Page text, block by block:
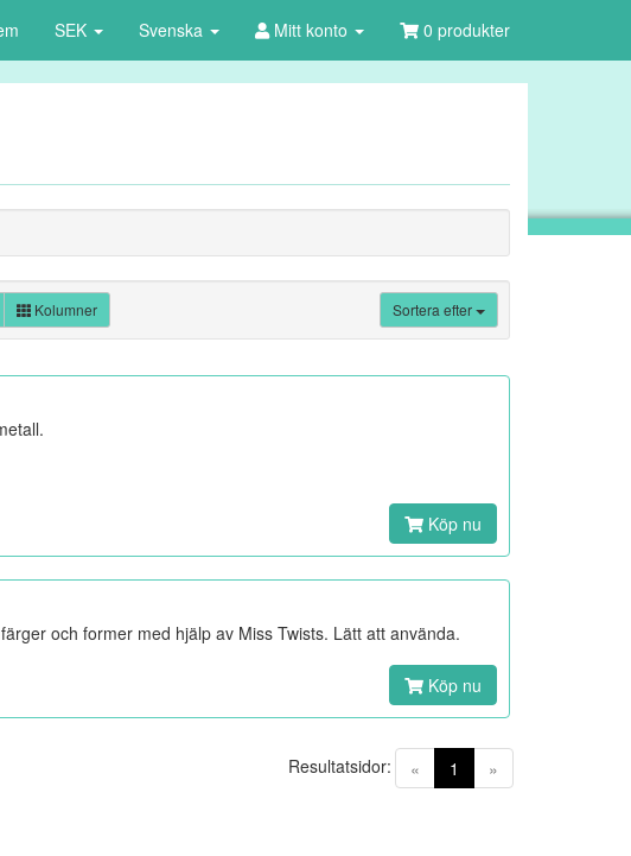
SEK Svenska Mitt konto 0 produkter
Sortera efter
Kolumner
Köp nu
och former med hjälp av Miss Twists. Lätt att använda.
Köp nu
« 1 (current)
»
Resultatsidor: